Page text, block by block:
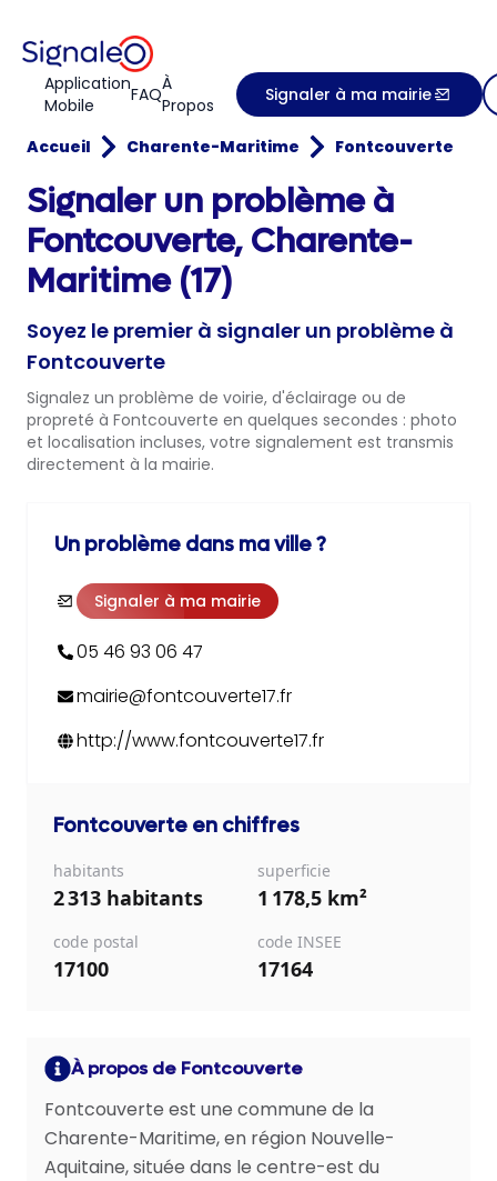
Application
Mobile
FAQÀ
Propos
Signaler à ma mairie
Accueil Charente-Maritime Fontcouverte
Signaler un problème à
Fontcouverte, Charente-
Maritime (17)
Soyez le premier à signaler un problème à
Fontcouverte
Signalez un problème de voirie, d'éclairage ou de
propreté à Fontcouverte en quelques secondes : photo
et localisation incluses, votre signalement est transmis
directement à la mairie.
Un problème dans ma ville ?
Signaler à ma mairie
05 46 93 06 47
mairie@fontcouverte17.fr
http://www.fontcouverte17.fr
Fontcouverte en chiffres
habitants
2 313 habitants
superficie
1 178,5 km²
code postal
17100
code INSEE
17164
À propos de Fontcouverte
Fontcouverte est une commune de la
Charente-Maritime, en région Nouvelle-
Aquitaine, située dans le centre-est du